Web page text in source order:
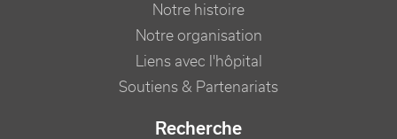
Notre histoire
Notre organisation
Liens avec l'hôpital
Soutiens & Partenariats
Recherche